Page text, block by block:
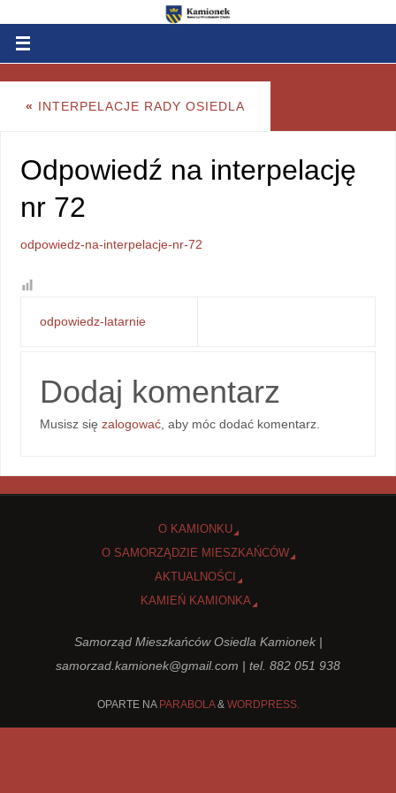
« INTERPELACJE RADY OSIEDLA
Odpowiedź na interpelację
nr 72
odpowiedz-na-interpelacje-nr-72
odpowiedz-latarnie
Dodaj komentarz
Musisz sięzalogować , aby móc dodać komentarz.
O KAMIONKU
O SAMORZĄDZIE MIESZKAŃCÓW
AKTUALNOŚCI
KAMIEŃ KAMIONKA
Samorząd Mieszkańców Osiedla Kamionek |
samorzad.kamionek@gmail.com | tel. 882 051 938
OPARTE NA PARABOLA& WORDPRESS.